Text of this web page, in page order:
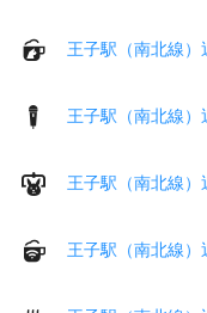
王子駅（南北線
王子駅（南北線）
王子駅（南北線
王子駅（南北線）